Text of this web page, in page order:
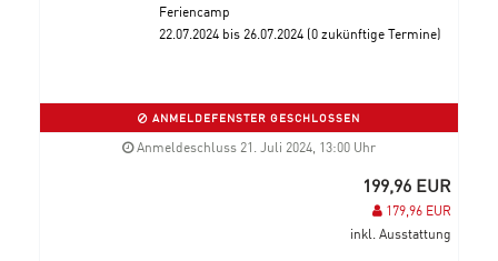
Feriencamp
22.07.2024 bis 26.07.2024 (0 zukünftige Termine)
ANMELDEFENSTER GESCHLOSSEN
Anmeldeschluss 21. Juli 2024, 13:00 Uhr
199,96 EUR
179,96 EUR
inkl. Ausstattung